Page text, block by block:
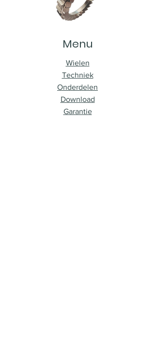
Menu
Wielen
Techniek
Onderdelen
Download
Garantie